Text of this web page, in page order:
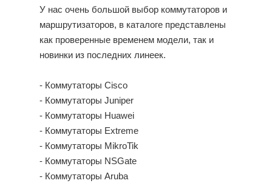
У нас очень большой выбор коммутаторов и
маршрутизаторов, в каталоге представлены
как проверенные временем модели, так и
новинки из последних линеек.
- Коммутаторы Cisco
- Коммутаторы Juniper
- Коммутаторы Huawei
- Коммутаторы Extreme
- Коммутаторы MikroTik
- Коммутаторы NSGate
- Коммутаторы Aruba